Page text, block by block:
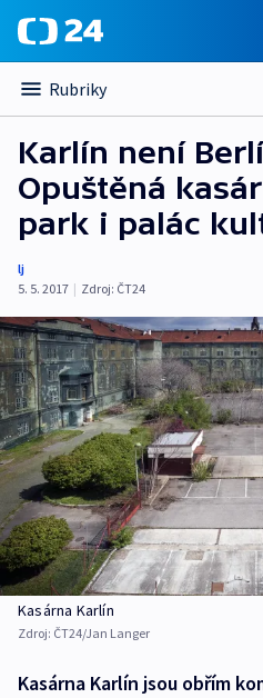
Rubriky
Karlín není
Opuštěná
park i palác
lj
5. 5. 2017 | Zdroj: ČT24
Kasárna Karlín
Zdroj: ČT24/Jan Langer
Kasárna Karlín jsou obřím